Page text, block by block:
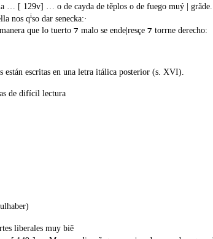
… [ 129v] … o de cayda de tẽplos o de fuego muý |
nos qiso dar senecka:·
que lo tuerto ⁊ malo se ende|resçe ⁊ torrne derecho:
escritas en una letra itálica posterior (s. XVI).
de difícil lectura
liberales muy biẽ